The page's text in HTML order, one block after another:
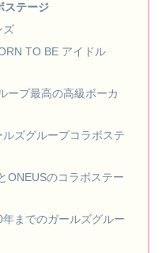
ステージ
ズ
TO BE アイドル
ープ最高の高級ボーカ
ズグループコラボステ
ONEUSのコラボステー
までのガールズグルー